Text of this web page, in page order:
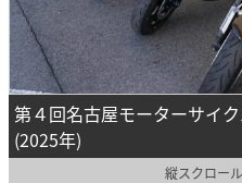
第４回名古屋モーターサイ
(2025年)
縦スクロー